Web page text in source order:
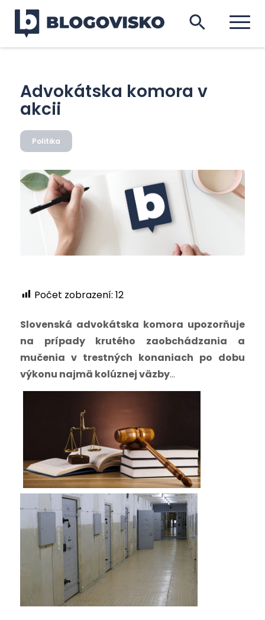
Advokátska komora v
akcii
Politika
Počet zobrazení: 12
Slovenská advokátska komora upozorňuje
na prípady krutého zaobchádzania a
mučenia v trestných konaniach po dobu
výkonu najmä kolúznej väzby…